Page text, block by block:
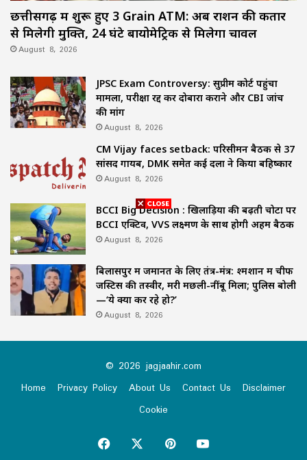
छत्तीसगढ़ में शुरू हुए 3 Grain ATM: अब राशन की कतार
से मिलेगी मुक्ति, 24 घंटे बायोमेट्रिक से मिलेगा चावल
August 8, 2026
JPSC Exam Controversy: सुप्रीम कोर्ट पहुंचा
मामला, परीक्षा रद्द कर दोबारा कराने और CBI जांच
की मांग
August 8, 2026
CM Vijay faces setback: परिसीमन बैठक से 37
सांसद गायब, DMK समेत कई दलों ने किया बहिष्कार
August 8, 2026
BCCI Big Decision : खिलाड़ियों की बढ़ती चोटों पर
BCCI एक्टिव, VVS लक्ष्मण के साथ होगी अहम बैठक
August 8, 2026
बिलासपुर में जमानत के लिए तंत्र-मंत्र: श्मशान में चीफ
जस्टिस की तस्वीर, मरी मछली-नींबू मिला; पुलिस बोली
—‘ये क्या कर रहे हो?’
August 8, 2026
© 2026 jagjaahir.com
Home
Privacy Policy About Us Contact Us
Disclaimer
Cookie
Facebook PinterestYouTube